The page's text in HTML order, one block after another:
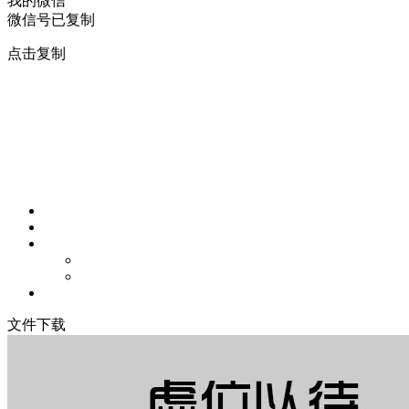
微信号已复制
点击复制
文件下载